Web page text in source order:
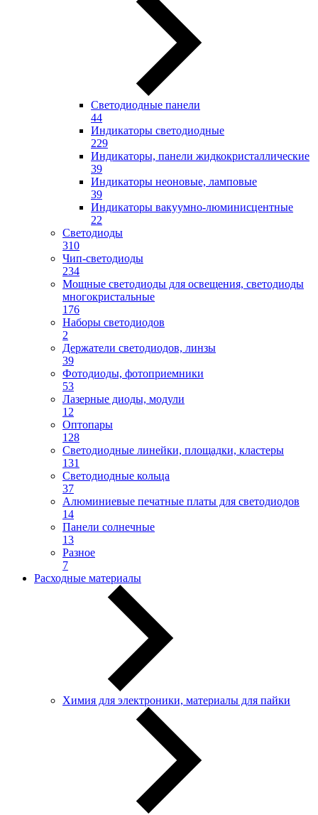
Светодиодные панели
44
Индикаторы светодиодные
229
Индикаторы, панели жидкокристаллические
39
Индикаторы неоновые, ламповые
39
Индикаторы вакуумно-люминисцентные
22
Светодиоды
310
Чип-светодиоды
234
Мощные светодиоды для освещения, светодиоды
многокристальные
176
Наборы светодиодов
2
Держатели светодиодов, линзы
39
Фотодиоды, фотоприемники
53
Лазерные диоды, модули
12
Оптопары
128
Светодиодные линейки, площадки, кластеры
131
Светодиодные кольца
37
Алюминиевые печатные платы для светодиодов
14
Панели солнечные
13
Разное
7
Расходные материалы
Химия для электроники, материалы для пайки